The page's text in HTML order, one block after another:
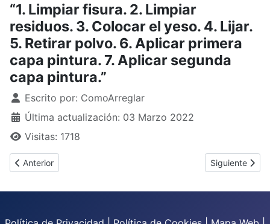
“1. Limpiar fisura. 2. Limpiar
residuos. 3. Colocar el yeso. 4. Lijar.
5. Retirar polvo. 6. Aplicar primera
capa pintura. 7. Aplicar segunda
capa pintura.”
Detalles
Escrito por: ComoArreglar
Última actualización: 03 Marzo 2022
Visitas: 1718
Artículo anterior: ¿Cómo arreglar una pared desconchada?
Anterior Artículo
Siguiente